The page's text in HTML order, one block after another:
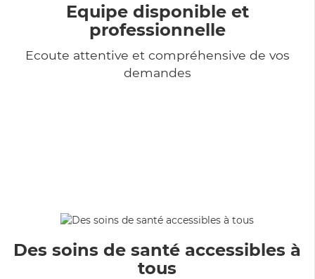
Equipe disponible et
professionnelle
Ecoute attentive et compréhensive de vos
demandes
Des soins de santé accessibles à
tous